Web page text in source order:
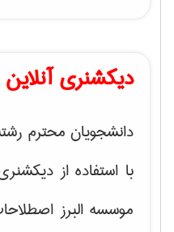
دیکشنری
دانشجویان محترم
با استفاده از
موسسه البرز